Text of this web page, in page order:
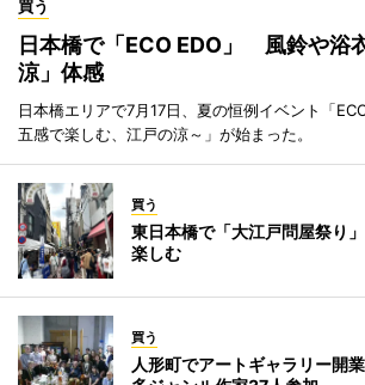
買う
日本橋で「ECO EDO」 風鈴や浴
涼」体感
日本橋エリアで7月17日、夏の恒例イベント「
五感で楽しむ、江戸の涼～」が始まった。
買う
東日本橋で「大江戸問屋祭り
楽しむ
買う
人形町でアートギャラリー開